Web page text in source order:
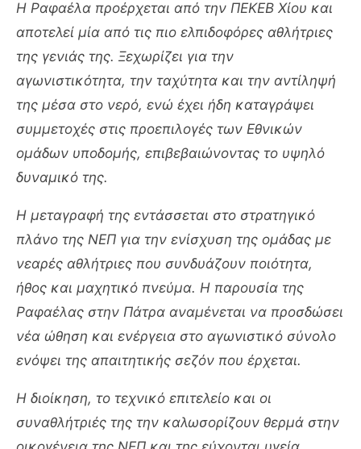
Η Ραφαέλα προέρχεται από την ΠΕΚΕΒ Χίου και
αποτελεί μία από τις πιο ελπιδοφόρες αθλήτριες
της γενιάς της. Ξεχωρίζει για την
αγωνιστικότητα, την ταχύτητα και την αντίληψή
της μέσα στο νερό, ενώ έχει ήδη καταγράψει
συμμετοχές στις προεπιλογές των Εθνικών
ομάδων υποδομής, επιβεβαιώνοντας το υψηλό
δυναμικό της.
Η μεταγραφή της εντάσσεται στο στρατηγικό
πλάνο της ΝΕΠ για την ενίσχυση της ομάδας με
νεαρές αθλήτριες που συνδυάζουν ποιότητα,
ήθος και μαχητικό πνεύμα. Η παρουσία της
Ραφαέλας στην Πάτρα αναμένεται να προσδώσει
νέα ώθηση και ενέργεια στο αγωνιστικό σύνολο
ενόψει της απαιτητικής σεζόν που έρχεται.
Η διοίκηση, το τεχνικό επιτελείο και οι
συναθλήτριές της την καλωσορίζουν θερμά στην